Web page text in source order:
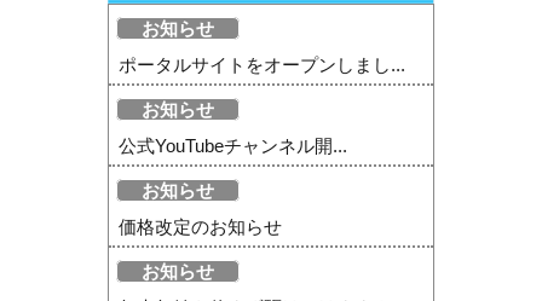
お知らせ
ポータルサイトをオープンしまし...
お知らせ
公式YouTubeチャンネル開...
お知らせ
価格改定のお知らせ
お知らせ